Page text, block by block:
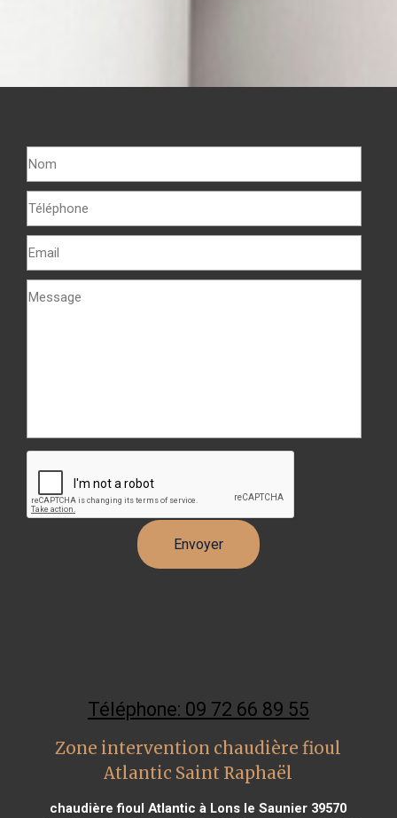
Téléphone: 09 72 66 89 55
Zone intervention chaudière fioul
Atlantic Saint Raphaël
chaudière fioul Atlantic à Lons le Saunier 39570